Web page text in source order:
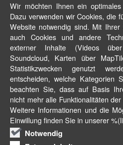
Wir möchten Ihnen ein
Dazu verwenden wir Cookies, die
Website notwendig sind. Mit
auch Cookies und andere
externer Inhalte (Videos
Soundcloud, Karten über
Statistikzwecken genutzt
entscheiden, welche Kategorien
beachten Sie, dass auf Basis
nicht mehr alle Funktionalitäten
Weitere Informationen und die
Einwillung finden Sie in unserer
Notwendig